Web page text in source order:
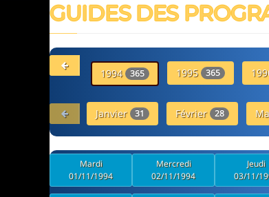
GUIDES DES
1994 365 1995 365
Janvier 31 Février 28
Mardi
01/11/1994
Mercredi
02/11/1994
Jeudi
03/11/